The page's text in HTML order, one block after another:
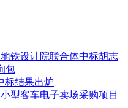
验收、开通运营前的安全
内的系统缺陷的纠正和维
自动售检票系统设备集成标
铁设计院联合体中标胡志
包
标结果出炉
型客车电子卖场采购项目